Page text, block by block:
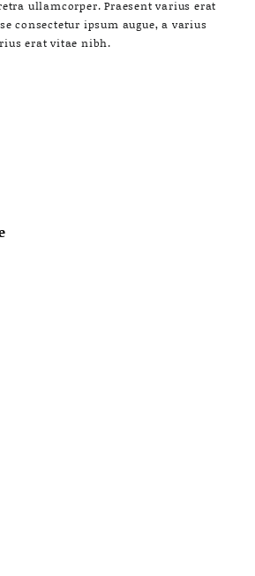
ullamcorper. Praesent varius erat
consectetur ipsum augue, a varius
erat vitae nibh.